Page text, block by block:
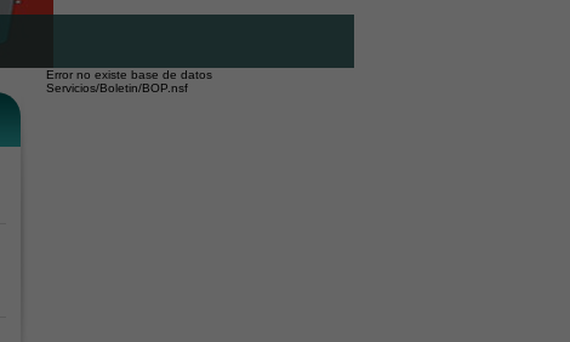
Error no existe base de datos
Servicios/Boletin/BOP.nsf